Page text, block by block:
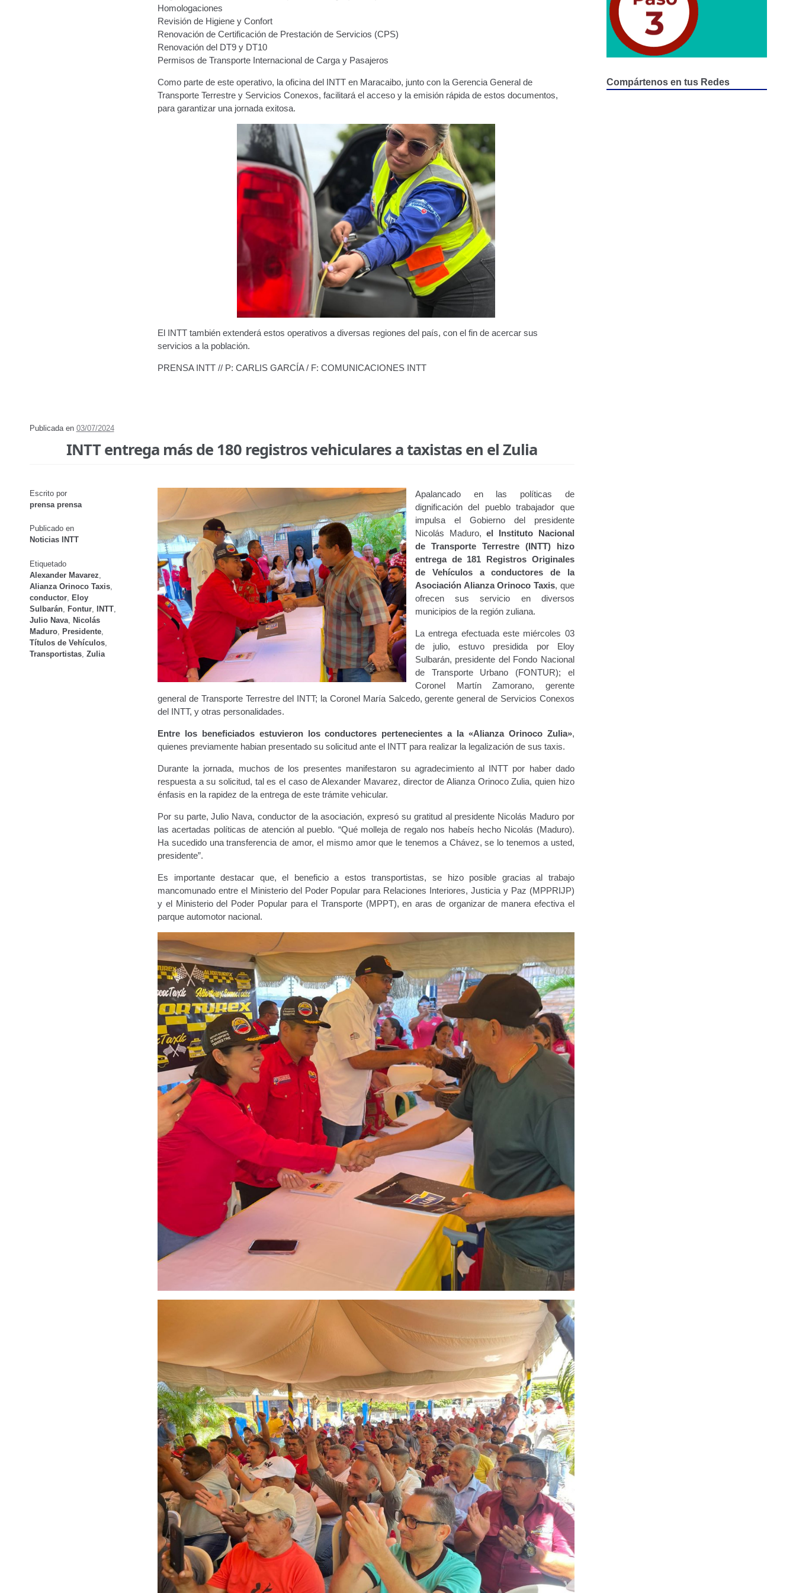
Homologaciones
Revisión de Higiene y Confort
Renovación de Certificación de Prestación de Servicios (CPS)
Renovación del DT9 y DT10
Permisos de Transporte Internacional de Carga y Pasajeros
Como parte de este operativo, la oficina del INTT en Maracaibo, junto con la Gerencia General de
Transporte Terrestre y Servicios Conexos, facilitará el acceso y la emisión rápida de estos documentos,
para garantizar una jornada exitosa.
El INTT también extenderá estos operativos a diversas regiones del país, con el fin de acercar sus
servicios a la población.
PRENSA INTT // P: CARLIS GARCÍA / F: COMUNICACIONES INTT
Publicada en 03/07/2024
INTT entrega más de 180 registros vehiculares a taxistas en el Zulia
Escrito por
prensa prensa
Publicado en
Noticias INTT
Etiquetado
Alexander Mavarez
Alianza Orinoco Taxis,
conductor, Eloy
Sulbarán, Fontur, INTT,
Julio Nava, Nicolás
Maduro, Presidente,
Títulos de Vehículos,
Transportistas, Zulia
Apalancado en las políticas de
dignificación del pueblo trabajador que
impulsa el Gobierno del presidente
Nicolás Maduro,el Instituto Nacional
de Transporte Terrestre (INTT) hizo
entrega de 181 Registros Originales
de Vehículos a conductores de la
Asociación Alianza Orinoco Taxis, que
ofrecen sus servicio en diversos
municipios de la región zuliana.
La entrega efectuada este miércoles 03
de julio, estuvo presidida por Eloy
Sulbarán, presidente del Fondo Nacional
de Transporte Urbano (FONTUR); el
Coronel Martín Zamorano, gerente
general de Transporte Terrestre del INTT; la Coronel María Salcedo, gerente general de Servicios Conexos
del INTT, y otras personalidades.
Entre los beneficiados estuvieron los conductores pertenecientes a la «Alianza Orinoco Zulia»,
quienes previamente habian presentado su solicitud ante el INTT para realizar la legalización de sus taxis.
Durante la jornada, muchos de los presentes manifestaron su agradecimiento al INTT por haber dado
respuesta a su solicitud, tal es el caso de Alexander Mavarez, director de Alianza Orinoco Zulia, quien hizo
énfasis en la rapidez de la entrega de este trámite vehicular.
Por su parte, Julio Nava, conductor de la asociación, expresó su gratitud al presidente Nicolás Maduro por
las acertadas políticas de atención al pueblo. “Qué molleja de regalo nos habeís hecho Nicolás (Maduro).
Ha sucedido una transferencia de amor, el mismo amor que le tenemos a Chávez, se lo tenemos a usted,
presidente”.
Es importante destacar que, el beneficio a estos transportistas, se hizo posible gracias al trabajo
mancomunado entre el Ministerio del Poder Popular para Relaciones Interiores, Justicia y Paz (MPPRIJP)
y el Ministerio del Poder Popular para el Transporte (MPPT), en aras de organizar de manera efectiva el
parque automotor nacional.
Compártenos en tus Redes